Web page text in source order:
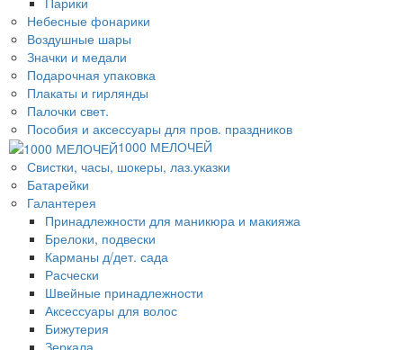
Небесные фонарики
Воздушные шары
Значки и медали
Подарочная упаковка
Плакаты и гирлянды
Палочки свет.
Пособия и аксессуары для пров. праздников
1000 МЕЛОЧЕЙ
Свистки, часы, шокеры, лаз.указки
Батарейки
Галантерея
Принадлежности для маникюра и макияжа
Брелоки, подвески
Карманы д/дет. сада
Расчески
Швейные принадлежности
Аксессуары для волос
Бижутерия
Зеркала